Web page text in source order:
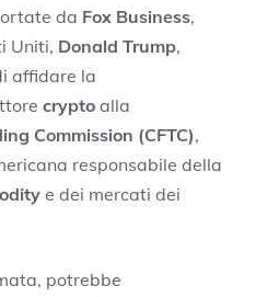
da Fox Business,
Uniti, Donald Trump,
affidare la
crypto alla
Commission (CFTC),
responsabile della
e dei mercati dei
potrebbe